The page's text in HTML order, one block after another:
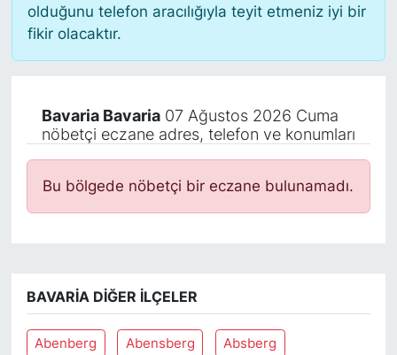
olduğunu telefon aracılığıyla teyit etmeniz iyi bir
fikir olacaktır.
Bavaria Bavaria07 Ağustos 2026 Cuma
nöbetçi eczane adres, telefon ve konumları
Bu bölgede nöbetçi bir eczane bulunamadı.
BAVARIA DIĞER İLÇELER
Abenberg Abensberg Absberg